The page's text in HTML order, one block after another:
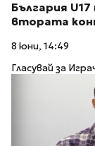
България
втората
8 юни, 14:49
Гласувай за